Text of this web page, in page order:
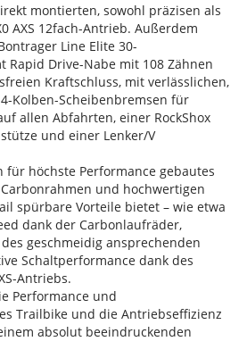
montierten, sowohl präzisen als
AXS 12fach-Antrieb. Außerdem
Line Elite 30-
Rapid Drive-Nabe mit 108 Zähnen
Kraftschluss, mit verlässlichen,
Kolben-Scheibenbremsen für
allen Abfahrten, einer RockShox
und einer Lenker/V
für höchste Performance gebautes
und hochwertigen
spürbare Vorteile bietet – wie etwa
dank der Carbonlaufräder,
geschmeidig ansprechenden
Schaltperformance dank des
Antriebs.
Performance und
Trailbike und die Antriebseffizienz
absolut beeindruckenden